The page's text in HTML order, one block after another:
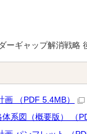
ギャップ解消戦略
（PDF 5.4MB）
系図（概要版） （